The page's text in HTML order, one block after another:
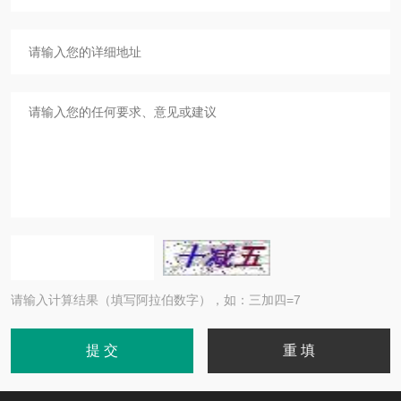
请输入计算结果（填写阿拉伯数字），如：三加四=7